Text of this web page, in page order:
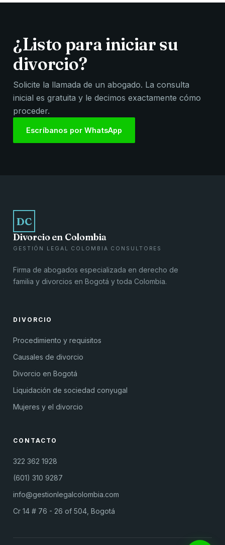
¿Listo para iniciar su
divorcio?
Solicite la llamada de un abogado. La consulta
inicial es gratuita y le decimos exactamente cómo
proceder.
Escríbanos por WhatsApp
DC
Divorcio en Colombia
GESTIÓN LEGAL COLOMBIA CONSULTORES
Firma de abogados especializada en derecho de
familia y divorcios en Bogotá y toda Colombia.
DIVORCIO
Procedimiento y requisitos
Causales de divorcio
Divorcio en Bogotá
Liquidación de sociedad conyugal
Mujeres y el divorcio
CONTACTO
322 362 1928
(601) 310 9287
info@gestionlegalcolombia.com
Cr 14 # 76 - 26 of 504, Bogotá